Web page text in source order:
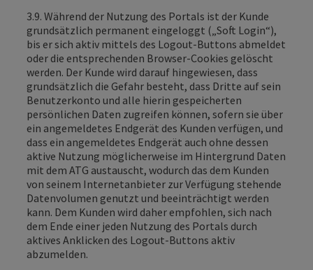
3.9. Während der Nutzung des Portals ist der Kunde
grundsätzlich permanent eingeloggt („Soft Login“),
bis er sich aktiv mittels des Logout-Buttons abmeldet
oder die entsprechenden Browser-Cookies gelöscht
werden. Der Kunde wird darauf hingewiesen, dass
grundsätzlich die Gefahr besteht, dass Dritte auf sein
Benutzerkonto und alle hierin gespeicherten
persönlichen Daten zugreifen können, sofern sie über
ein angemeldetes Endgerät des Kunden verfügen, und
dass ein angemeldetes Endgerät auch ohne dessen
aktive Nutzung möglicherweise im Hintergrund Daten
mit dem ATG austauscht, wodurch das dem Kunden
von seinem Internetanbieter zur Verfügung stehende
Datenvolumen genutzt und beeinträchtigt werden
kann. Dem Kunden wird daher empfohlen, sich nach
dem Ende einer jeden Nutzung des Portals durch
aktives Anklicken des Logout-Buttons aktiv
abzumelden.